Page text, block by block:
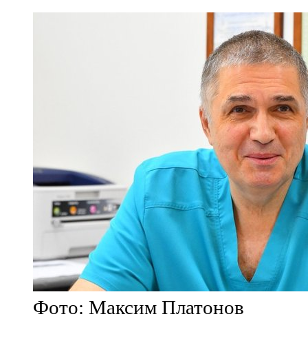
Фото: Максим Платонов